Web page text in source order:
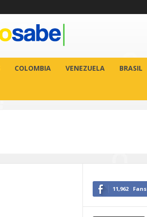
COLOMBIA VENEZUELA BRASIL
11,962 Fans